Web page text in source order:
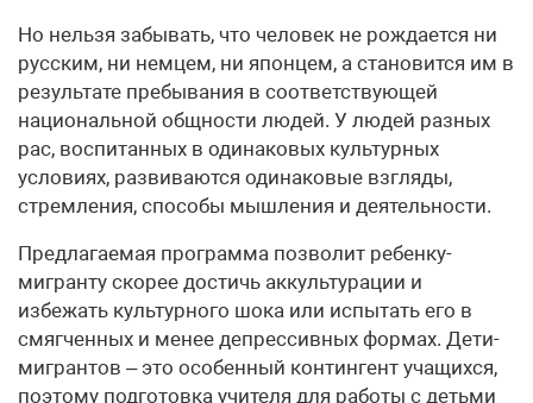
Но нельзя забывать, что человек не рождается ни
русским, ни немцем, ни японцем, а становится им в
результате пребывания в соответствующей
национальной общности людей. У людей разных
рас, воспитанных в одинаковых культурных
условиях, развиваются одинаковые взгляды,
стремления, способы мышления и деятельности.
Предлагаемая программа позволит ребенку-
мигранту скорее достичь аккультурации и
избежать культурного шока или испытать его в
смягченных и менее депрессивных формах. Дети-
мигрантов – это особенный контингент учащихся,
поэтому подготовка учителя для работы с детьми